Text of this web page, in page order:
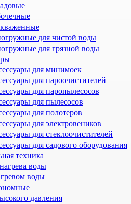
для чистой воды
для грязной воды
для минимоек
для пароочистителей
для паропылесосов
для пылесосов
для полотеров
для электровеников
для стеклоочистителей
для садового оборудования
техника
воды
воды
давления